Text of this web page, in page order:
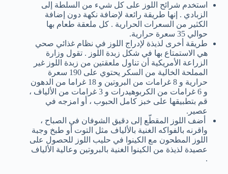
استخدم شرائح اللوز على كل شيء من السلطة إلى
الزبادي . إنها طريقة رائعة لإضافة نكهة دون إضافة
الكثير من السعرات الحرارية . كل ملعقة طعام بها
حوالي 35 سعرة حرارية.
طريقة أخرى لذيذة لإدراج اللوز في نظام غذائي صحي
هي الاستمتاع بها في شكل زبدة اللوز . تقول وزارة
الزراعة الأمريكية أن تناول ملعقتين من زبدة اللوز غير
المملحة الخالية من السكر يحتوي على 190 سعرة
حرارية و 8 غرامات من البروتين و 18 غراما من الدهون
و 6 غرامات من الكربوهيدرات و 3 غرامات من الألياف ،
قم بتطبيقها على خبز كامل الحبوب ، أو امزجه في
عصير.
أضف اللوز المقطّع إلى دقيق الشوفان في الصباح ،
واقرنه بالفواكه الغنية بالألياف مثل التوت أو طبخ وجبة
اللوز المطحون مع الكينوا في حليب اللوز للحصول على
عصيدة لذيذة من الكينوا الغنية بالبروتين وعالية الألياف
.